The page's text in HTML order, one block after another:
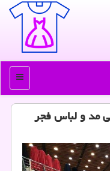
منو
مد و لباس فجر